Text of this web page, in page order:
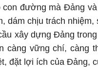
con đường mà Đảng
dám chịu trách
xây dựng Đảng
càng vững chí, càng
đặt lợi ích của Đảng,